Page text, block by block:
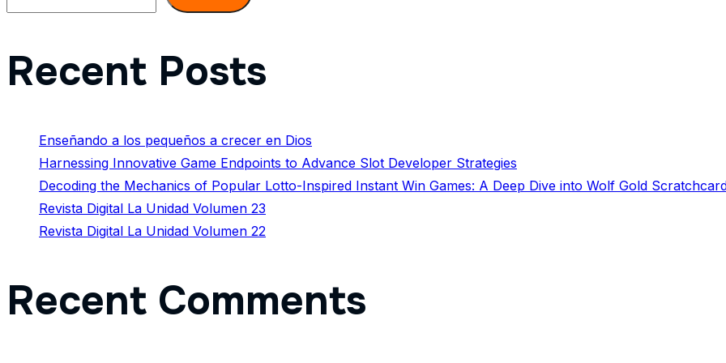
Recent Posts
Enseñando a los pequeños a crecer en Dios
Harnessing Innovative Game Endpoints to Advance Slot Developer Strategies
Decoding the Mechanics of Popular Lotto-Inspired Instant Win Games: A Deep Dive into Wolf Gold
Revista Digital La Unidad Volumen 23
Revista Digital La Unidad Volumen 22
Recent Comments